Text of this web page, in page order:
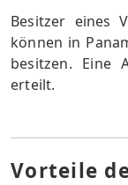
Besitzer eines
können in
besitzen. Eine
erteilt.
Vorteile